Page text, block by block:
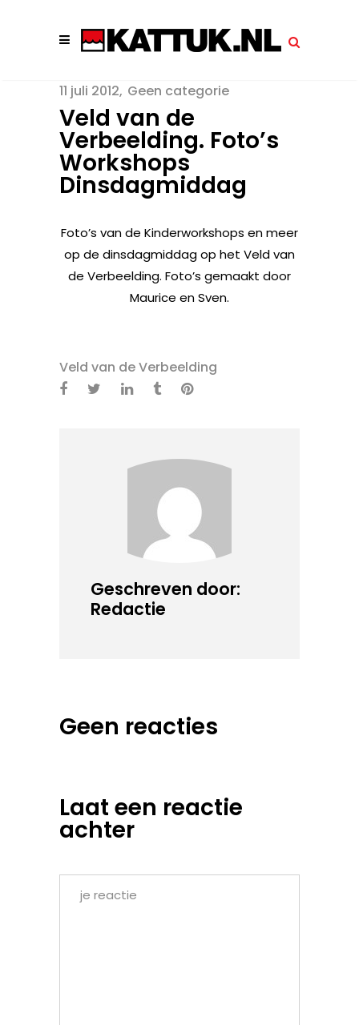
11 juli 2012 Geen categorie
Veld van de
Verbeelding. Foto’s
Workshops
Dinsdagmiddag
Foto’s van de Kinderworkshops en meer
op de dinsdagmiddag op het Veld van
de Verbeelding. Foto’s gemaakt door
Maurice en Sven.
Veld van de Verbeelding
Geschreven door:
Redactie
Geen reacties
Laat een reactie
achter